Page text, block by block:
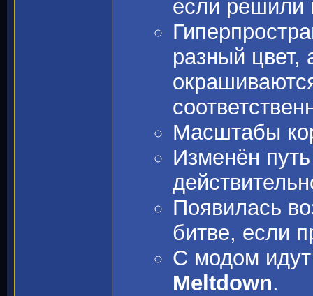
если решили
разный цвет,
Масштабы
Изменён
Появилась
битве, если
С модом
Meltdown.